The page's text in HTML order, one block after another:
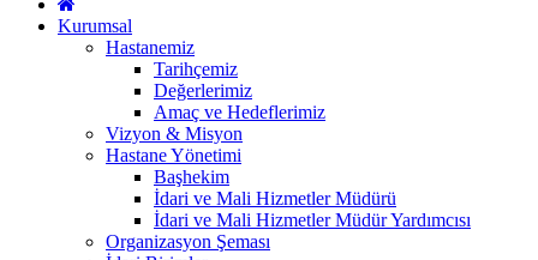
Kurumsal
Hastanemiz
Tarihçemiz
Değerlerimiz
Amaç ve Hedeflerimiz
Vizyon & Misyon
Hastane Yönetimi
Başhekim
İdari ve Mali Hizmetler Müdürü
İdari ve Mali Hizmetler Müdür Yardımcısı
Organizasyon Şeması